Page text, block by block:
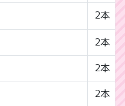
2本
2本
2本
2本